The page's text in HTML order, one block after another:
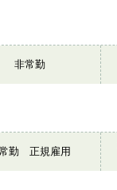
非常勤
勤 正規雇用